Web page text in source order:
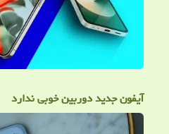
آیفون جدید دوربین خوبی ندارد